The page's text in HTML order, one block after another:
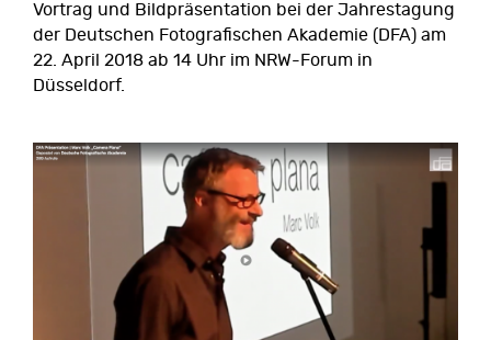
Vortrag und Bildpräsentation bei der Jahrestagung
der Deutschen Fotografischen Akademie (DFA) am
22. April 2018 ab 14 Uhr im NRW-Forum in
Düsseldorf.